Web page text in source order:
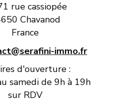
rue cassiopée
Chavanod
France
immo.fr
d'ouverture :
samedi de 9h à 19h
sur RDV